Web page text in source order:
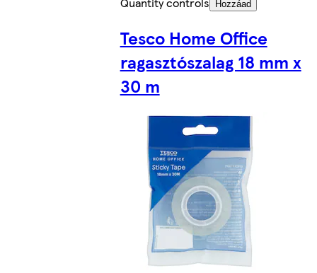
Hozzáad
Tesco Home Office
ragasztószalag 18 mm x
30 m